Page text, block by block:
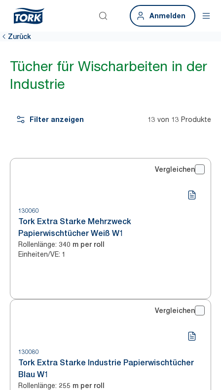
Anmelden
Zurück
Tücher für Wischarbeiten in der
Industrie
Filter anzeigen 13 von 13 Produkte
Vergleichen
130060
Tork Extra Starke Mehrzweck
Papierwischtücher Weiß W1
Rollenlänge: 340 m per roll
Einheiten/VE: 1
Vergleichen
130080
Tork Extra Starke Industrie Papierwischtücher
Blau W1
Rollenlänge: 255 m per roll